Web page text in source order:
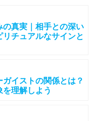
の真実｜相手との深い
チュアルなサインと
イストの関係とは？
を理解しよう